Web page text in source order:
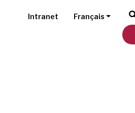
Intranet Français